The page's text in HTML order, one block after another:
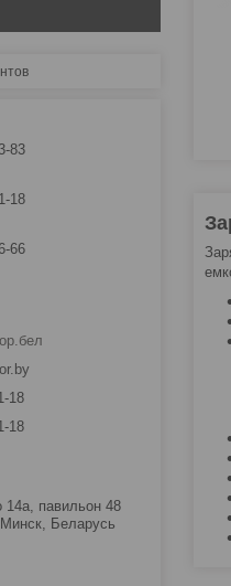
83
18
66
18
18
павильон 48
Беларусь